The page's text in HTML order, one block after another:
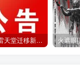
电影迅雷天堂迁移新服务器,正常更新，维护完毕!